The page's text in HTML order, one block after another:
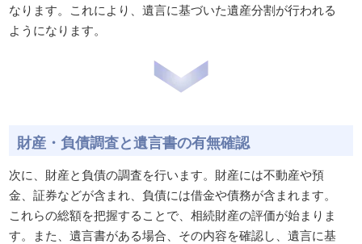
なります。これにより、遺言に基づいた遺産分割が行われる
ようになります。
財産・負債調査と遺言書の有無確認
次に、財産と負債の調査を行います。財産には不動産や預
金、証券などが含まれ、負債には借金や債務が含まれます。
これらの総額を把握することで、相続財産の評価が始まりま
す。また、遺言書がある場合、その内容を確認し、遺言に基